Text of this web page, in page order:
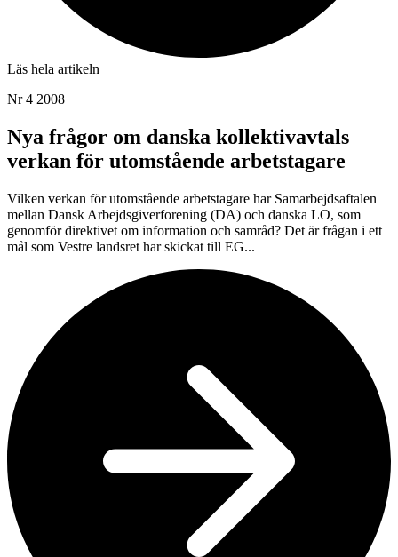
Läs hela artikeln
Nr 4 2008
Nya frågor om danska kollektivavtals
verkan för utomstående arbetstagare
Vilken verkan för utomstående arbetstagare har Samarbejdsaftalen
mellan Dansk Arbejdsgiverforening (DA) och danska LO, som
genomför direktivet om information och samråd? Det är frågan i ett
mål som Vestre landsret har skickat till EG...